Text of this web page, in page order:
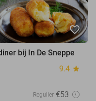
favorite_border
bij In De Sneppe
9.4 star
Regulier €53